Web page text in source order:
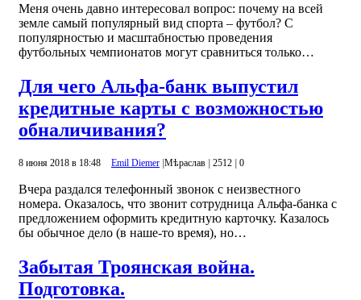
Меня очень давно интересовал вопрос: почему на всей
земле самый популярный вид спорта – футбол? С
популярностью и масштабностью проведения
футбольных чемпионатов могут сравниться только…
Для чего Альфа-банк выпустил
кредитные карты с возможностью
обналичивания?
8 июня 2018 в 18:48 Emil Diemer |Mѣраслав | 2512 | 0
Вчера раздался телефонный звонок с неизвестного
номера. Оказалось, что звонит сотрудница Альфа-банка с
предложением оформить кредитную карточку. Казалось
бы обычное дело (в наше-то время), но…
Забытая Троянская война.
Подготовка.